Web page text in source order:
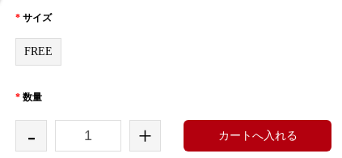
* サイズ
FREE
* 数量
- + カートへ入れる